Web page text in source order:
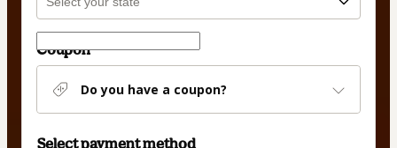
Coupon
Do you have a coupon?
Select payment method